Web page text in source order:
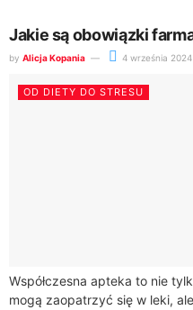
Jakie są obowiązki
by Alicja Kopania 4 września 2024
OD DIETY DO STRESU
Współczesna apteka to nie
mogą zaopatrzyć się w leki,